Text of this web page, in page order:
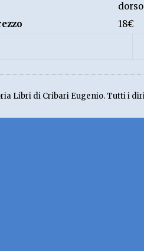
18€
Libri di Cribari Eugenio. Tutti i